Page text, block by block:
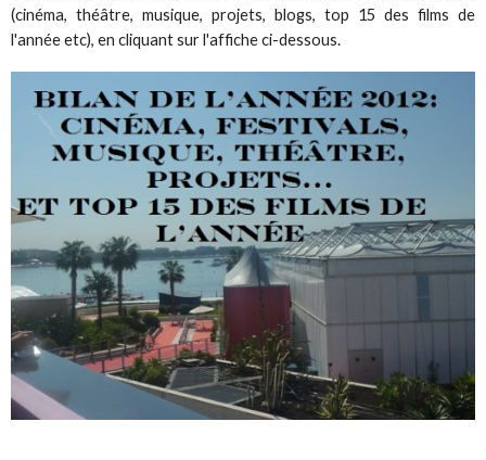
(cinéma, théâtre, musique, projets, blogs, top 15 des films de
l'année etc), en cliquant sur l'affiche ci-dessous.